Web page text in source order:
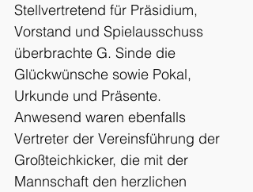
Stellvertretend für Präsidium,
Vorstand und Spielausschuss
überbrachte G. Sinde die
Glückwünsche sowie Pokal,
Urkunde und Präsente.
Anwesend waren ebenfalls
Vertreter der Vereinsführung der
Großteichkicker, die mit der
Mannschaft den herzlichen